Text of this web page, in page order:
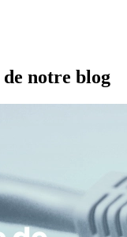
notre blog